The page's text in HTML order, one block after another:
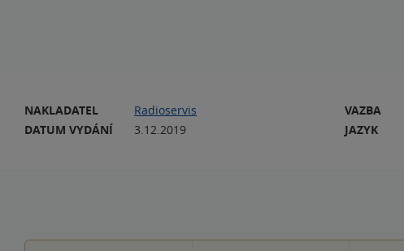
NAKLADATEL
Radioservis
DATUM VYDÁNÍ
3.12.2019
VAZBA
JAZYK